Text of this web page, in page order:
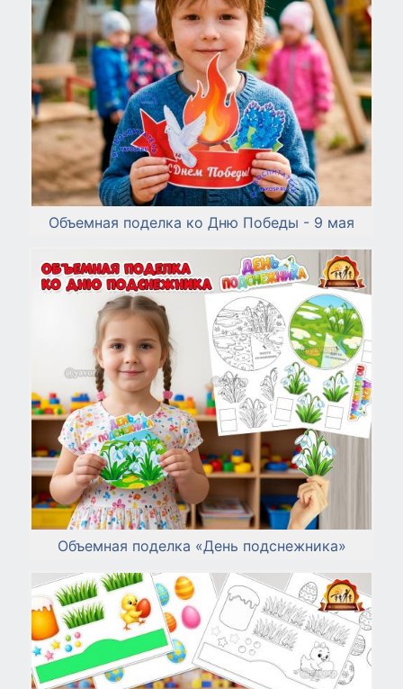
Объемная поделка ко Дню Победы - 9 мая
Объемная поделка «День подснежника»